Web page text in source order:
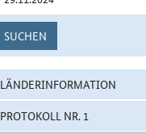
SUCHEN
LÄNDERINFORMATION
PROTOKOLL NR. 1